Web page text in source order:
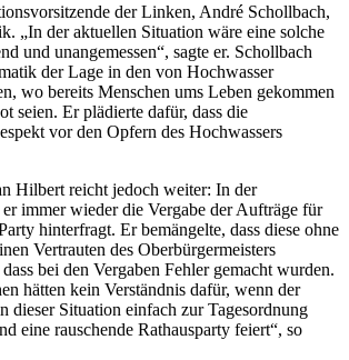
der Linken, André Schollbach,
„In der aktuellen Situation wäre eine solche
und unangemessen“, sagte er. Schollbach
der Lage in den von Hochwasser
wo bereits Menschen ums Leben gekommen
seien. Er plädierte dafür, dass die
vor den Opfern des Hochwassers
Hilbert reicht jedoch weiter: In der
immer wieder die Vergabe der Aufträge für
hinterfragt. Er bemängelte, dass diese ohne
Vertrauten des Oberbürgermeisters
bei den Vergaben Fehler gemacht wurden.
hätten kein Verständnis dafür, wenn der
dieser Situation einfach zur Tagesordnung
eine rauschende Rathausparty feiert“, so